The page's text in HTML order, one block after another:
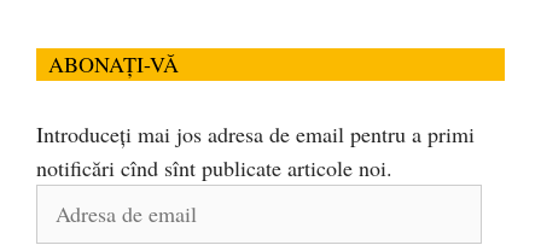
ABONAȚI-VĂ
Introduceți mai jos adresa de email pentru a primi
notificări cînd sînt publicate articole noi.
Adresa